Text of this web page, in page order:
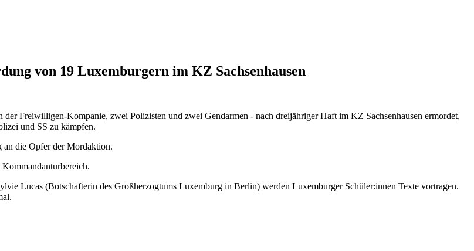
von 19 Luxemburgern im KZ Sachsenhausen
Freiwilligen-Kompanie, zwei Polizisten und zwei Gendarmen - nach dreijähriger Haft im KZ Sachsenhausen ermordet,
und SS zu kämpfen.
an die Opfer der Mordaktion.
Lucas (Botschafterin des Großherzogtums Luxemburg in Berlin) werden Luxemburger Schüler:innen Texte vortragen.